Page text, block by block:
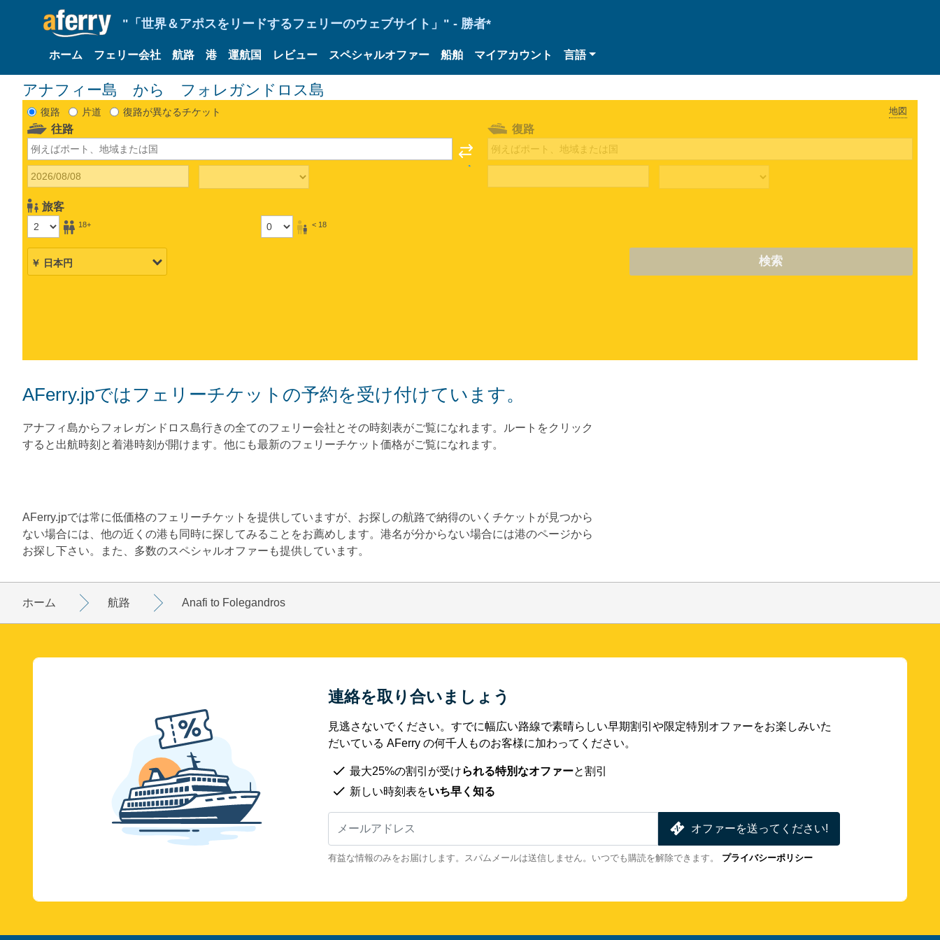
"「世界＆アポスをリードするフェリーのウェブサイト」" - 勝者*
ホーム フェリー会社 航路 港 運航国 レビュー スペシャルオファー 船舶 マイアカウント 言語
アナフィー島 から フォレガンドロス島
復路 片道 復路が異なるチケット 地図
往路
旅客
18+ < 18
復路
検索
AFerry.jpではフェリーチケットの予約を受け付けています。
アナフィ島からフォレガンドロス島行きの全てのフェリー会社とその時刻表がご覧になれます。ルートをクリック
すると出航時刻と着港時刻が開けます。他にも最新のフェリーチケット価格がご覧になれます。
AFerry.jpでは常に低価格のフェリーチケットを提供していますが、お探しの航路で納得のいくチケットが見つから
ない場合には、他の近くの港も同時に探してみることをお薦めします。港名が分からない場合には港のページから
お探し下さい。また、多数のスペシャルオファーも提供しています。
ホーム 航路 Anafi to Folegandros
連絡を取り合いましょう
見逃さないでください。すでに幅広い路線で素晴らしい早期割引や限定特別オファーをお楽しみいた
だいている AFerry の何千人ものお客様に加わってください。
最大25%の割引が受けられる特別なオファーと割引
新しい時刻表をいち早く知る
オファーを送ってください!
有益な情報のみをお届けします。スパムメールは送信しません。いつでも購読を解除できます。 プライバシーポリシー